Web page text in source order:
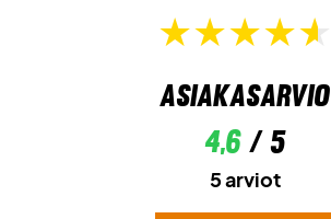
Asiakasarvio
4,6/ 5
5 arviot